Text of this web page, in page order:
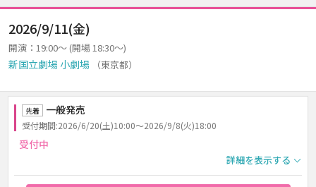
2026/9/11(金)
開演：19:00～ (開場 18:30～)
新国立劇場 小劇場 （東京都）
先着 一般発売
受付期間:2026/6/20(土)10:00～2026/9/8(火)18:00
受付中
詳細を表示する